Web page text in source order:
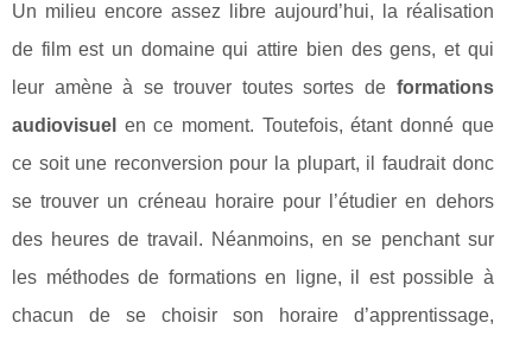
Un milieu encore assez libre aujourd’hui, la réalisation
de film est un domaine qui attire bien des gens, et qui
leur amène à se trouver toutes sortes de formations
audiovisuel
en ce moment. Toutefois, étant donné que
ce soit une reconversion pour la plupart, il faudrait donc
se trouver un créneau horaire pour l’étudier en dehors
des heures de travail. Néanmoins, en se penchant sur
les méthodes de formations en ligne, il est possible à
chacun de se choisir son horaire d’apprentissage,